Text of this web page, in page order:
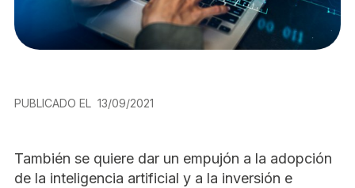
PUBLICADO EL 13/09/2021
También se quiere dar un empujón a la adopción
de la inteligencia artificial y a la inversión e